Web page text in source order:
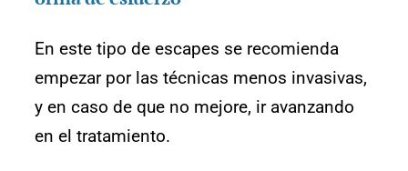
En este tipo de escapes se recomienda
empezar por las técnicas menos invasivas,
y en caso de que no mejore, ir avanzando
en el tratamiento.